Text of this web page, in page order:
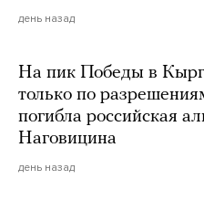
день назад
На пик Победы в
только по
погибла российская
Наговицина
день назад